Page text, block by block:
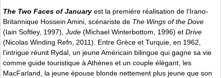
The Two Faces of January est la première réalisation de l’Irano-
Britannique Hossein Amini, scénariste de The Wings of the Dove
(Iain Softley, 1997), Jude (Michael Winterbottom, 1996) et Drive
(Nicolas Winding Refn, 2011). Entre Grèce et Turquie, en 1962,
l’intrigue réunit Rydal, un jeune Américain bilingue qui gagne sa vie
comme guide touristique à Athènes et un couple élégant, les
MacFarland, la jeune épouse blonde nettement plus jeune que son